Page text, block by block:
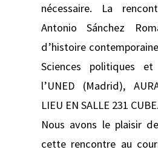
nécessaire. La
Antonio Sánchez
d’histoire
Sciences politiques
l’UNED (Madrid),
LIEU EN SALLE 231 CUBE.
Nous avons le plaisir
cette rencontre au